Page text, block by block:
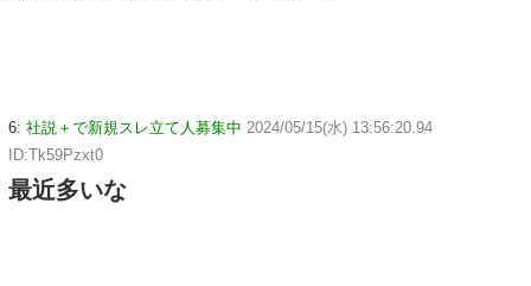
6: 社説＋で新規スレ立て人募集中 2024/05/15(水) 13:56:20.94
ID:Tk59Pzxt0
最近多いな